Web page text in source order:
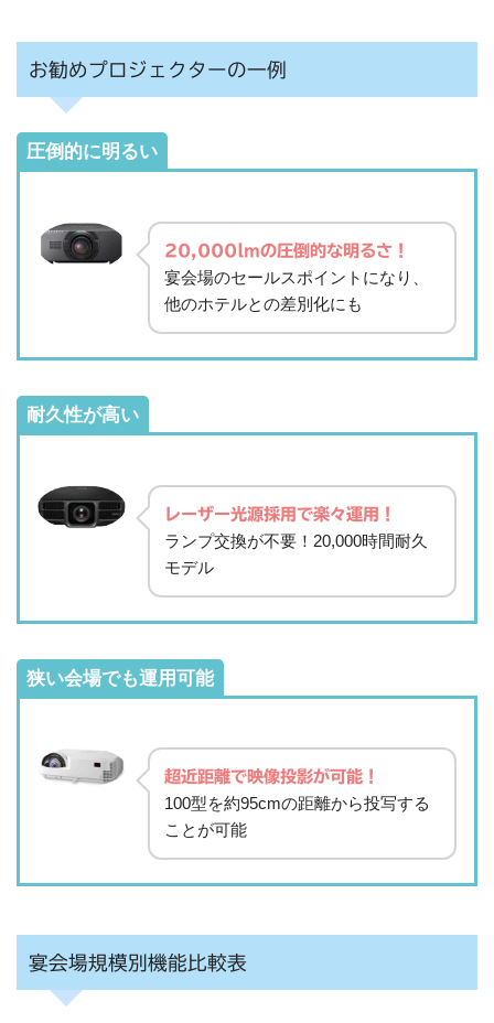
お勧めプロジェクターの一例
圧倒的に明るい
20,000lmの圧倒的な明るさ！
宴会場のセールスポイントになり、
他のホテルとの差別化にも
耐久性が高い
レーザー光源採用で楽々運用！
ランプ交換が不要！20,000時間耐久
モデル
狭い会場でも運用可能
超近距離で映像投影が可能！
100型を約95cmの距離から投写する
ことが可能
宴会場規模別機能比較表